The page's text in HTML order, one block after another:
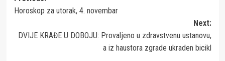
navigation
Horoskop za utorak, 4. novembar
Next:
DVIJE KRAĐE U DOBOJU: Provaljeno u zdravstvenu ustanovu,
a iz haustora zgrade ukraden bicikl